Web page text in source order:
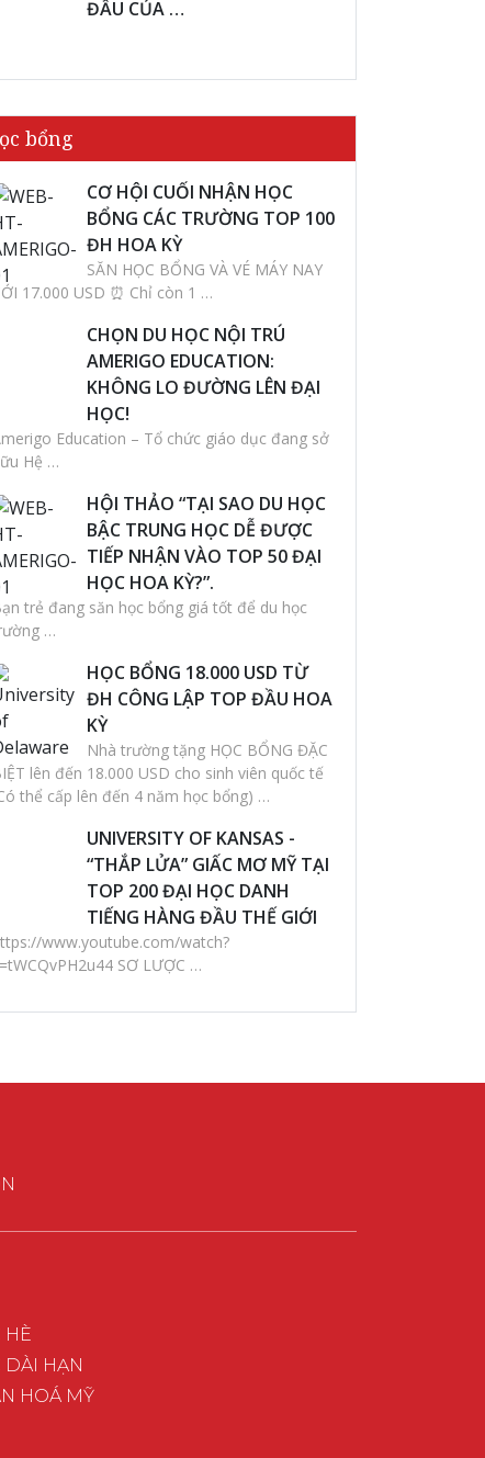
ĐẦU CỦA …
bổng
CƠ HỘI CUỐI NHẬN HỌC
BỔNG CÁC TRƯỜNG TOP 100
ĐH HOA KỲ
SĂN HỌC BỔNG VÀ VÉ MÁY NAY
17.000 USD ⏰ Chỉ còn 1 …
CHỌN DU HỌC NỘI TRÚ
AMERIGO EDUCATION:
KHÔNG LO ĐƯỜNG LÊN ĐẠI
HỌC!
Education – Tổ chức giáo dục đang sở
Hệ …
HỘI THẢO “TẠI SAO DU HỌC
BẬC TRUNG HỌC DỄ ĐƯỢC
TIẾP NHẬN VÀO TOP 50 ĐẠI
HỌC HOA KỲ?”.
trẻ đang săn học bổng giá tốt để du học
…
HỌC BỔNG 18.000 USD TỪ
ĐH CÔNG LẬP TOP ĐẦU HOA
KỲ
Nhà trường tặng HỌC BỔNG ĐẶC
lên đến 18.000 USD cho sinh viên quốc tế
thể cấp lên đến 4 năm học bổng) …
UNIVERSITY OF KANSAS -
“THẮP LỬA” GIẤC MƠ MỸ TẠI
TOP 200 ĐẠI HỌC DANH
TIẾNG HÀNG ĐẦU THẾ GIỚI
www.youtube.com/watch?
SƠ LƯỢC …
HÈ
DÀI HẠN
HOÁ MỸ